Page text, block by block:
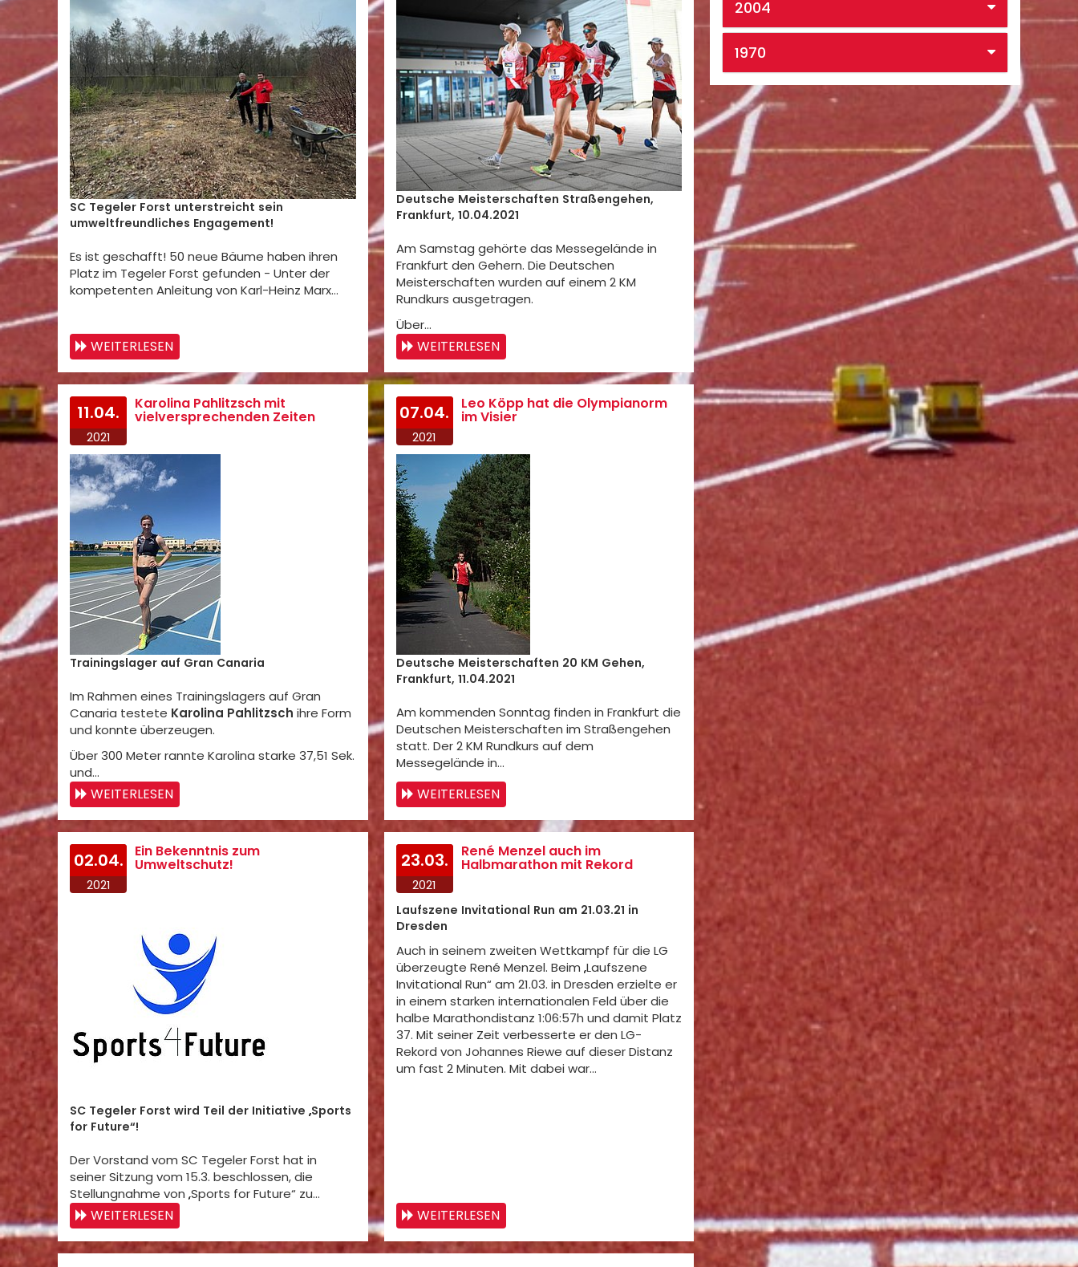
SC Tegeler Forst unterstreicht sein
umweltfreundliches Engagement!
Es ist geschafft! 50 neue Bäume haben ihren
Platz im Tegeler Forst gefunden - Unter der
kompetenten Anleitung von Karl-Heinz Marx…
WEITERLESEN
Deutsche Meisterschaften Straßengehen,
Frankfurt, 10.04.2021
Am Samstag gehörte das Messegelände in
Frankfurt den Gehern. Die Deutschen
Meisterschaften wurden auf einem 2 KM
Rundkurs ausgetragen.
Über…
WEITERLESEN
11.04.
2021
Karolina Pahlitzsch mit
vielversprechenden Zeiten
Trainingslager auf Gran Canaria
Im Rahmen eines Trainingslagers auf Gran
Canaria testete Karolina Pahlitzsch ihre Form
und konnte überzeugen.
Über 300 Meter rannte Karolina starke 37,51 Sek.
und…
WEITERLESEN
07.04.
2021
Leo Köpp hat die Olympianorm
im Visier
Deutsche Meisterschaften 20 KM Gehen,
Frankfurt, 11.04.2021
Am kommenden Sonntag finden in Frankfurt die
Deutschen Meisterschaften im Straßengehen
statt. Der 2 KM Rundkurs auf dem
Messegelände in…
WEITERLESEN
02.04.
2021
Ein Bekenntnis zum
Umweltschutz!
SC Tegeler Forst wird Teil der Initiative „Sports
for Future“!
Der Vorstand vom SC Tegeler Forst hat in
seiner Sitzung vom 15.3. beschlossen, die
Stellungnahme von „Sports for Future“ zu…
WEITERLESEN
23.03.
2021
René Menzel auch im
Halbmarathon mit Rekord
Laufszene Invitational Run am 21.03.21 in
Dresden
Auch in seinem zweiten Wettkampf für die LG
überzeugte René Menzel. Beim „Laufszene
Invitational Run“ am 21.03. in Dresden erzielte er
in einem starken internationalen Feld über die
halbe Marathondistanz 1:06:57h und damit Platz
37. Mit seiner Zeit verbesserte er den LG-
Rekord von Johannes Riewe auf dieser Distanz
um fast 2 Minuten. Mit dabei war…
WEITERLESEN
2004
1970